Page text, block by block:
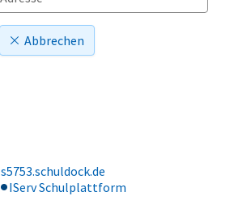
Abbrechen
s5753.schuldock.de
IServ Schulplattform